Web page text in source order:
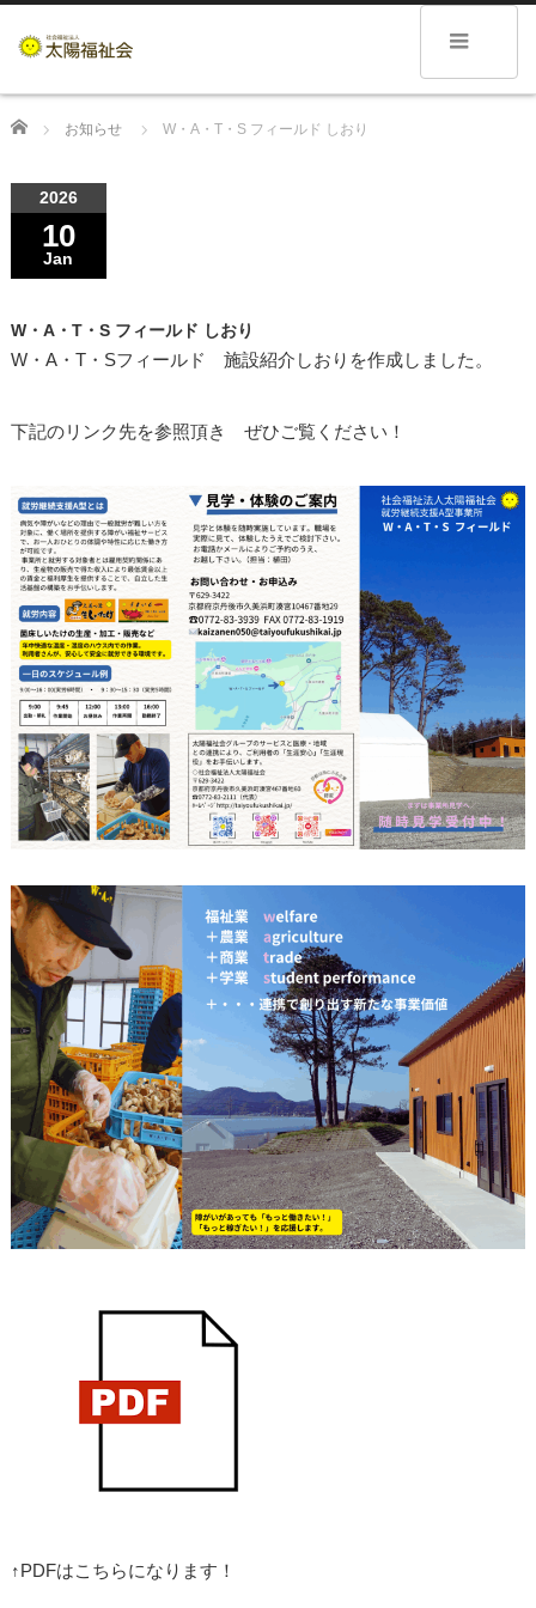
Home お知らせ W・A・T・S フィールド しおり
2026
10
Jan
W・A・T・S フィールド しおり
W・A・T・Sフィールド 施設紹介しおりを作成しました。
下記のリンク先を参照頂き ぜひご覧ください！
↑PDFはこちらになります！